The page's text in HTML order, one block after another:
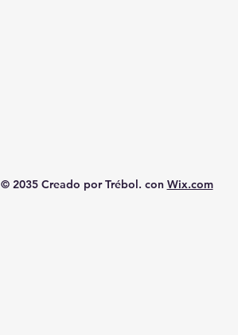
© 2035 Creado por Trébol. con Wix.com